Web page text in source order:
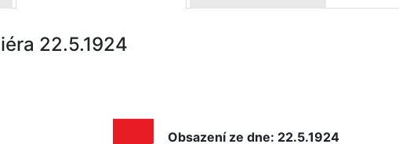
22.5.1924
Obsazení ze dne: 22.5.1924